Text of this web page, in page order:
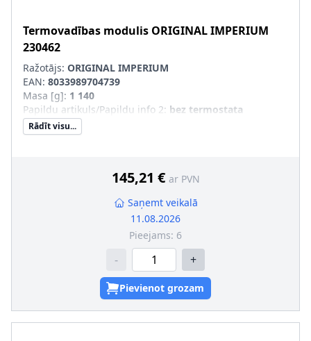
Termovadības modulis ORIGINAL IMPERIUM
230462
Ražotājs: ORIGINAL IMPERIUM
EAN: 8033989704739
Masa [g]: 1 140
Papildu artikuls/Papildu info 2: bez termostata
Rādīt visu...
145,21 € ar PVN
Saņemt veikalā
11.08.2026
Pieejams: 6
- +
Pievienot grozam